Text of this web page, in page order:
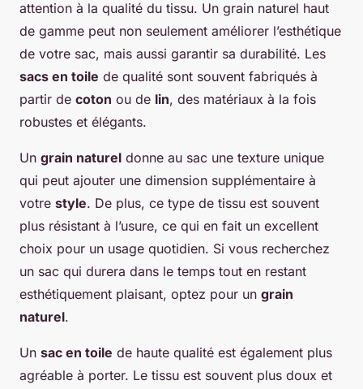
attention à la qualité du tissu. Un grain naturel haut
de gamme peut non seulement améliorer l’esthétique
de votre sac, mais aussi garantir sa durabilité. Les
sacs en toile de qualité sont souvent fabriqués à
partir de coton ou de lin, des matériaux à la fois
robustes et élégants.
Un grain naturel donne au sac une texture unique
qui peut ajouter une dimension supplémentaire à
votre style. De plus, ce type de tissu est souvent
plus résistant à l’usure, ce qui en fait un excellent
choix pour un usage quotidien. Si vous recherchez
un sac qui durera dans le temps tout en restant
esthétiquement plaisant, optez pour un grain
naturel.
Un sac en toile de haute qualité est également plus
agréable à porter. Le tissu est souvent plus doux et